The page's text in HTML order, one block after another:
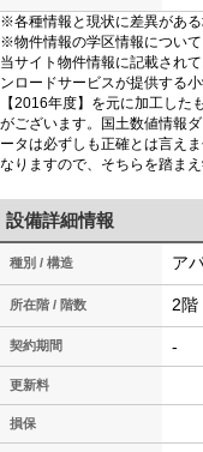
※各種情報と現状に差異がある
※物件情報の学区情報について
当サイト物件情報に記載され
ンロードサービスが提供する
【2016年度】を元に加工し
がございます。国土数値情報
ータは必ずしも正確とは言え
なりますので、そちらを踏ま
設備詳細情報
種別 / 構造 ア
所在階 / 階数 2階
契約期間 -
更新料
損保